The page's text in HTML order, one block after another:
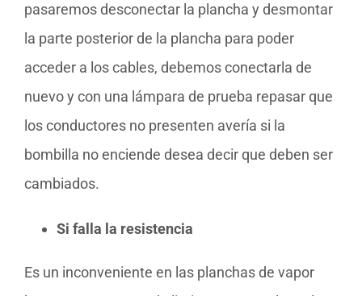
pasaremos desconectar la plancha y desmontar
la parte posterior de la plancha para poder
acceder a los cables, debemos conectarla de
nuevo y con una lámpara de prueba repasar que
los conductores no presenten avería si la
bombilla no enciende desea decir que deben ser
cambiados.
Si falla la resistencia
Es un inconveniente en las planchas de vapor